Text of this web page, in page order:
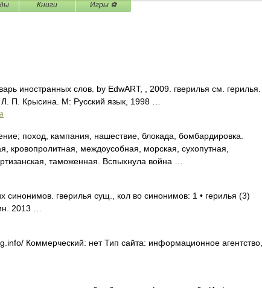
Книги Игры ⚽
иностранных слов. by EdwART, , 2009. гверилья см. герилья.
П. Крысина. М: Русский язык, 1998 …
поход, кампания, нашествие, блокада, бомбардировка.
кровопролитная, междоусобная, морская, сухопутная,
таможенная. Вспыхнула война …
синонимов. гверилья сущ., кол во синонимов: 1 • герилья (3)
2013 …
Коммерческий: нет Тип сайта: информационное агентство,